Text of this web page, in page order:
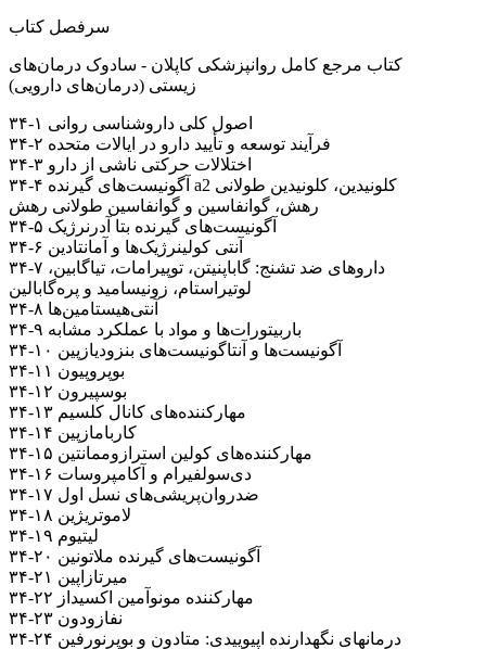
سرفصل کتاب
کتاب مرجع کامل روانپزشکی کاپلان - سادوک درمان‌های
زیستی (درمان‌های دارویی)
۳۴-۱ اصول کلی داروشناسی روانی
۳۴-۲ فرآیند توسعه و تأیید دارو در ایالات متحده
۳۴-۳ اختلالات حرکتی ناشی از دارو
۳۴-۴ آگونیست‌های گیرنده a2 کلونیدین، کلونیدین طولانی
رهش، گوانفاسین و گوانفاسین طولانی رهش
۳۴-۵ آگونیست‌های گیرنده بتا آدرنرژیک
۳۴-۶ آنتی کولینرژیک‌ها و آمانتادین
۳۴-۷ داروهای ضد تشنج: گاباپنیتن، توپیرامات، تیاگابین،
لوتیراستام، زونیسامید و پره‌گابالین
۳۴-۸ آنتی‌هیستامین‌ها
۳۴-۹ باربیتورات‌ها و مواد با عملکرد مشابه
۳۴-۱۰ آگونیست‌ها و آنتاگونیست‌های بنزودیازپین
۳۴-۱۱ بوپروپیون
۳۴-۱۲ بوسپیرون
۳۴-۱۳ مهارکننده‌های کانال کلسیم
۳۴-۱۴ کاربامازپین
۳۴-۱۵ مهارکننده‌های کولین استرازوممانتین
۳۴-۱۶ دی‌سولفیرام و آکامپروسات
۳۴-۱۷ ضدروان‌پریشی‌های نسل اول
۳۴-۱۸ لاموتریژین
۳۴-۱۹ لیتیوم
۳۴-۲۰ آگونیست‌های گیرنده ملاتونین
۳۴-۲۱ میرتازاپین
۳۴-۲۲ مهارکننده مونوآمین اکسیداز
۳۴-۲۳ نفازودون
۳۴-۲۴ درمانهای نگهدارنده اپیوییدی: متادون و بوپرنورفین